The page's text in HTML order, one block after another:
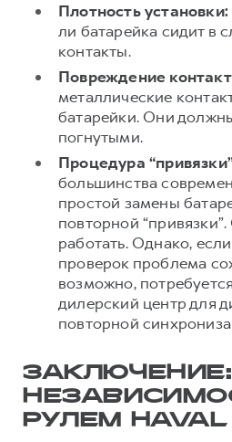
Плотность установки:
ли батарейка сидит в
контакты.
Повреждение
металлические
батарейки. Они
погнутыми.
Процедура
большинства
простой замены
повторной
работать. Однако,
проверок проблема
возможно,
дилерский центр для
повторной
РУЛЕМ HAVAL